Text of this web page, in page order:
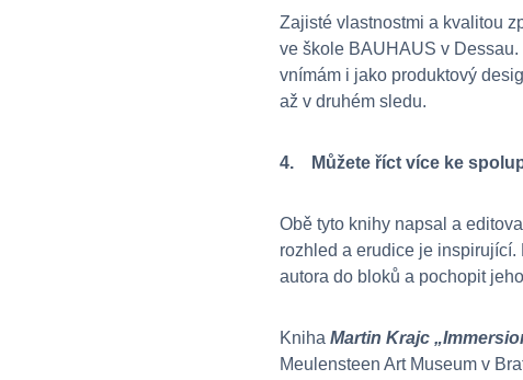
Zajisté vlastnostmi a kvalitou
ve škole BAUHAUS v
vnímám i jako produktový
až v druhém sledu.
4. Můžete říct více ke
Obě tyto knihy napsal a
rozhled a erudice je
autora do bloků a pochopit
Kniha Martin Krajc
Meulensteen Art Museum v